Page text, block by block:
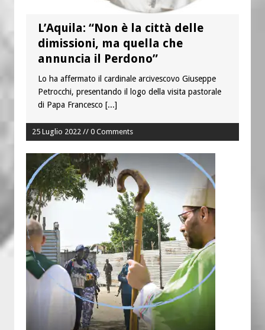
L’Aquila: “Non è la città delle
dimissioni, ma quella che
annuncia il Perdono”
Lo ha affermato il cardinale arcivescovo Giuseppe
Petrocchi, presentando il logo della visita pastorale
di Papa Francesco [...]
25 Luglio 2022 // 0 Comments